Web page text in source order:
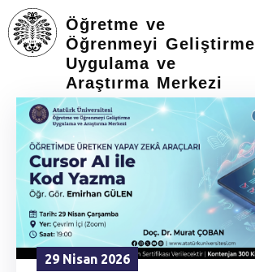
Öğretme ve
Öğrenmeyi Geliştirme
Uygulama ve
Araştırma Merkezi
ANASAYFA
29 Nisan 2026